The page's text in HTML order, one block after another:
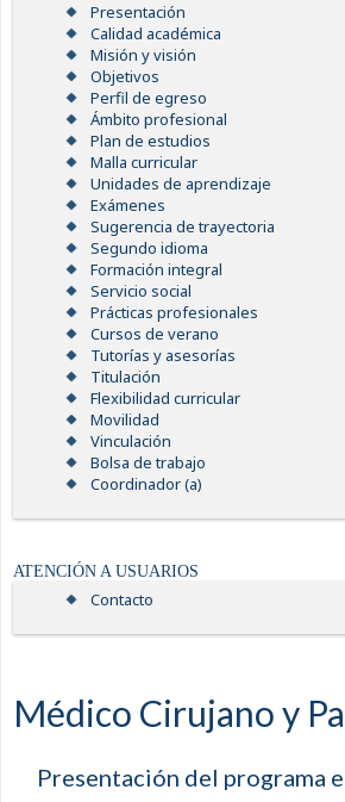
Presentación
Calidad académica
Misión y visión
Objetivos
Perfil de egreso
Ámbito profesional
Plan de estudios
Malla curricular
Unidades de aprendizaje
Exámenes
Sugerencia de trayectoria
Segundo idioma
Formación integral
Servicio social
Prácticas profesionales
Cursos de verano
Tutorías y asesorías
Titulación
Flexibilidad curricular
Movilidad
Vinculación
Bolsa de trabajo
Coordinador (a)
ATENCIÓN A USUARIOS
Contacto
Médico Cirujano y
Presentación del programa